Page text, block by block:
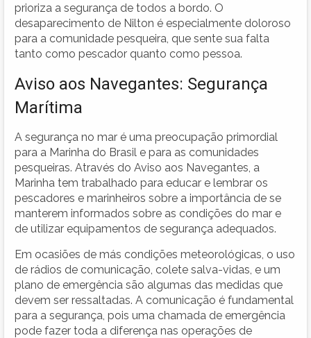
prioriza a segurança de todos a bordo. O
desaparecimento de Nilton é especialmente doloroso
para a comunidade pesqueira, que sente sua falta
tanto como pescador quanto como pessoa.
Aviso aos Navegantes: Segurança
Marítima
A segurança no mar é uma preocupação primordial
para a Marinha do Brasil e para as comunidades
pesqueiras. Através do Aviso aos Navegantes, a
Marinha tem trabalhado para educar e lembrar os
pescadores e marinheiros sobre a importância de se
manterem informados sobre as condições do mar e
de utilizar equipamentos de segurança adequados.
Em ocasiões de más condições meteorológicas, o uso
de rádios de comunicação, colete salva-vidas, e um
plano de emergência são algumas das medidas que
devem ser ressaltadas. A comunicação é fundamental
para a segurança, pois uma chamada de emergência
pode fazer toda a diferença nas operações de